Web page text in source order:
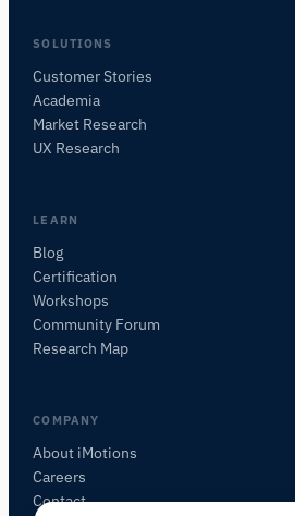
SOLUTIONS
Customer Stories
Academia
Market Research
UX Research
LEARN
Blog
Certification
Workshops
Community Forum
Research Map
COMPANY
About iMotions
Careers
Contact
Posez des questions sur les
POSER UNE QUESTION SUR CET ARTICLE
Résumer cet article